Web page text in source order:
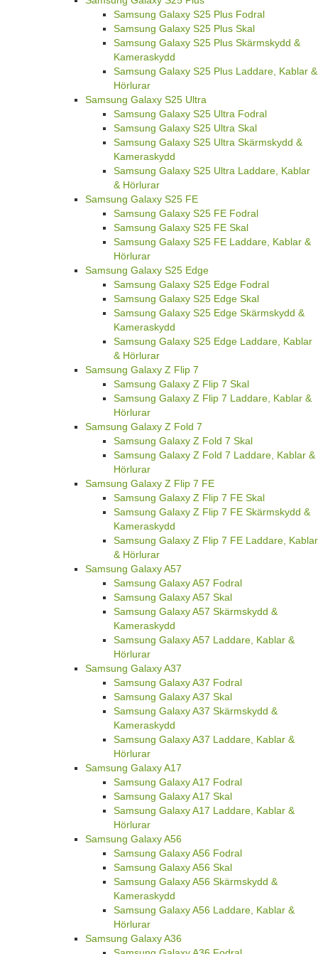
Samsung Galaxy S25 Plus Fodral
Samsung Galaxy S25 Plus Skal
Samsung Galaxy S25 Plus Skärmskydd &
Kameraskydd
Samsung Galaxy S25 Plus Laddare, Kablar &
Hörlurar
Samsung Galaxy S25 Ultra
Samsung Galaxy S25 Ultra Fodral
Samsung Galaxy S25 Ultra Skal
Samsung Galaxy S25 Ultra Skärmskydd &
Kameraskydd
Samsung Galaxy S25 Ultra Laddare, Kablar
& Hörlurar
Samsung Galaxy S25 FE
Samsung Galaxy S25 FE Fodral
Samsung Galaxy S25 FE Skal
Samsung Galaxy S25 FE Laddare, Kablar &
Hörlurar
Samsung Galaxy S25 Edge
Samsung Galaxy S25 Edge Fodral
Samsung Galaxy S25 Edge Skal
Samsung Galaxy S25 Edge Skärmskydd &
Kameraskydd
Samsung Galaxy S25 Edge Laddare, Kablar
& Hörlurar
Samsung Galaxy Z Flip 7
Samsung Galaxy Z Flip 7 Skal
Samsung Galaxy Z Flip 7 Laddare, Kablar &
Hörlurar
Samsung Galaxy Z Fold 7
Samsung Galaxy Z Fold 7 Skal
Samsung Galaxy Z Fold 7 Laddare, Kablar &
Hörlurar
Samsung Galaxy Z Flip 7 FE
Samsung Galaxy Z Flip 7 FE Skal
Samsung Galaxy Z Flip 7 FE Skärmskydd &
Kameraskydd
Samsung Galaxy Z Flip 7 FE Laddare, Kablar
& Hörlurar
Samsung Galaxy A57
Samsung Galaxy A57 Fodral
Samsung Galaxy A57 Skal
Samsung Galaxy A57 Skärmskydd &
Kameraskydd
Samsung Galaxy A57 Laddare, Kablar &
Hörlurar
Samsung Galaxy A37
Samsung Galaxy A37 Fodral
Samsung Galaxy A37 Skal
Samsung Galaxy A37 Skärmskydd &
Kameraskydd
Samsung Galaxy A37 Laddare, Kablar &
Hörlurar
Samsung Galaxy A17
Samsung Galaxy A17 Fodral
Samsung Galaxy A17 Skal
Samsung Galaxy A17 Laddare, Kablar &
Hörlurar
Samsung Galaxy A56
Samsung Galaxy A56 Fodral
Samsung Galaxy A56 Skal
Samsung Galaxy A56 Skärmskydd &
Kameraskydd
Samsung Galaxy A56 Laddare, Kablar &
Hörlurar
Samsung Galaxy A36